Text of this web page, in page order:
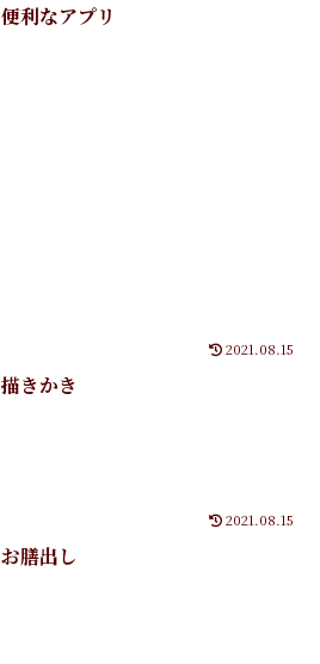
便利なアプリ
2021.08.15
描きかき
2021.08.15
お膳出し